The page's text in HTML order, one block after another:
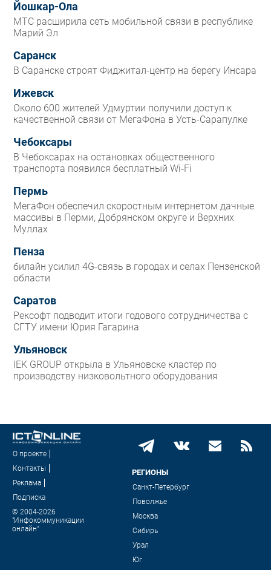
Йошкар-Ола
МТС расширила сеть мобильной связи в республике
Марий Эл
Саранск
В Саранске строят Фиджитал-центр на берегу Инсара
Ижевск
Около 600 жителей Удмуртии получили доступ к
качественной связи от МегаФона в Усть-Сарапулке
Чебоксары
В Чебоксарах на остановках общественного
транспорта появился бесплатный Wi‑Fi
Пермь
МегаФон обеспечил скоростным интернетом дачные
массивы в Перми, Добрянском округе и Верхних
Муллах
Пенза
билайн усилил 4G-связь в городах и селах Пензенской
области
Саратов
Рексофт подводит итоги годового сотрудничества с
СГТУ имени Юрия Гагарина
Ульяновск
IEK GROUP открыла в Ульяновске кластер по
производству низковольтного оборудования
О проекте
Контакты
Реклама
Подписка
© 2004-2026
"Инфокоммуникации
онлайн"
РЕГИОНЫ
Санкт-Петербург
Поволжье
Москва
Сибирь
Урал
Юг